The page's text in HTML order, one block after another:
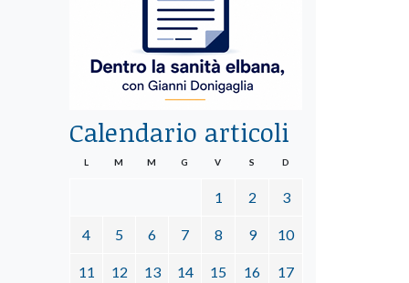
Calendario articoli
L M M G V S D
1 2 3
4 5 6 7 8 9 10
11 12 13 14 15 16 17